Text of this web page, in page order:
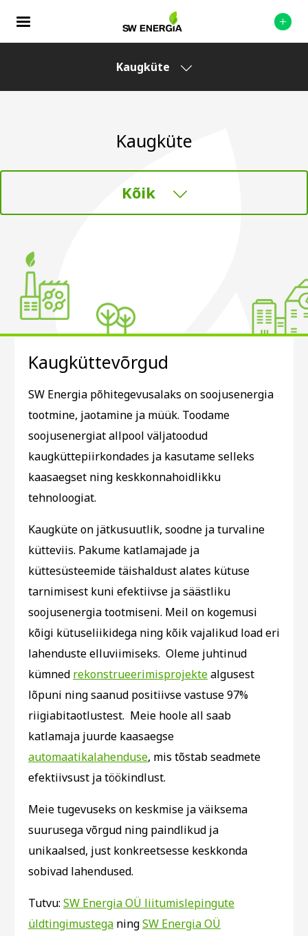
Kaugküte
Kaugküte
Kõik
Kaugküttevõrgud
SW Energia põhitegevusalaks on soojusenergia
tootmine, jaotamine ja müük. Toodame
soojusenergiat allpool väljatoodud
kaugküttepiirkondades ja kasutame selleks
kaasaegset ning keskkonnahoidlikku
tehnoloogiat.
Kaugküte on jätkusuutlik, soodne ja turvaline
kütteviis. Pakume katlamajade ja
küttesüsteemide täishaldust alates kütuse
tarnimisest kuni efektiivse ja säästliku
soojusenergia tootmiseni. Meil on kogemusi
kõigi kütuseliikidega ning kõik vajalikud load eri
lahenduste elluviimiseks. Oleme juhtinud
kümned rekonstrueerimisprojektealgusest
lõpuni ning saanud positiivse vastuse 97%
riigiabitaotlustest. Meie hoole all saab
katlamaja juurde kaasaegse
automaatikalahenduse, mis tõstab seadmete
efektiivsust ja töökindlust.
Meie tugevuseks on keskmise ja väiksema
suurusega võrgud ning paindlikud ja
unikaalsed, just konkreetsesse keskkonda
sobivad lahendused.
Tutvu: SW Energia OÜ liitumislepingute
üldtingimustega ningSW Energia OÜ